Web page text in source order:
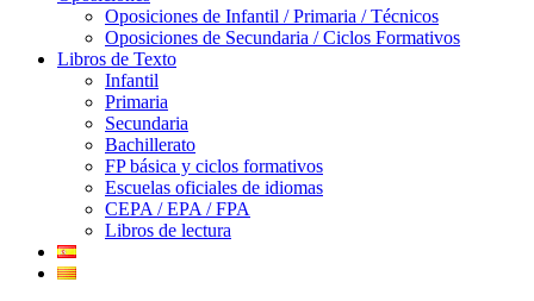
Oposiciones de Infantil / Primaria / Técnicos
Oposiciones de Secundaria / Ciclos Formativos
Libros de Texto
Infantil
Primaria
Secundaria
Bachillerato
FP básica y ciclos formativos
Escuelas oficiales de idiomas
CEPA / EPA / FPA
Libros de lectura